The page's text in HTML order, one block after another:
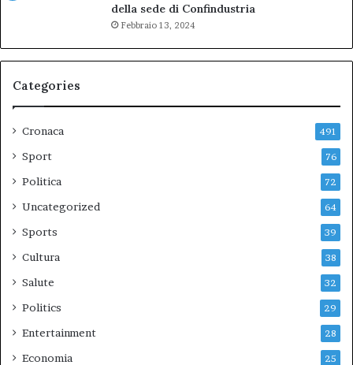
della sede di Confindustria
Febbraio 13, 2024
Categories
Cronaca 491
Sport 76
Politica 72
Uncategorized 64
Sports 39
Cultura 38
Salute 32
Politics 29
Entertainment 28
Economia 25